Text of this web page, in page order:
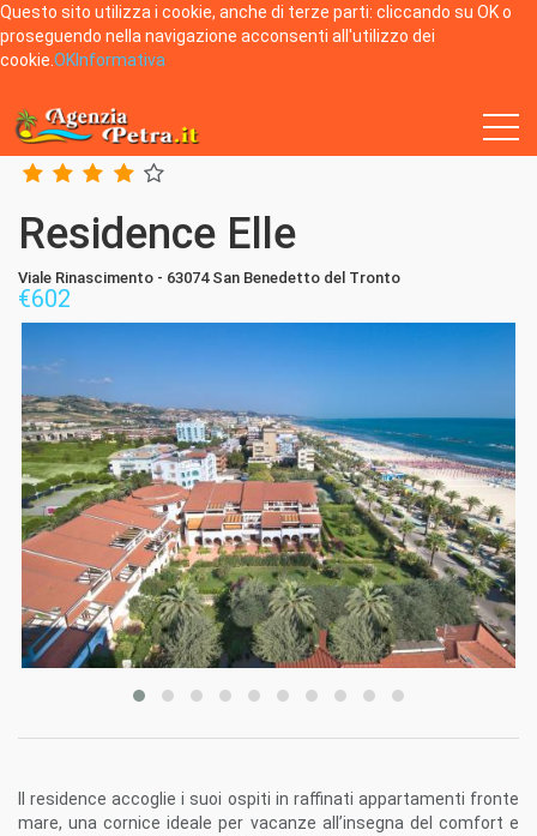
Questo sito utilizza i cookie, anche di terze parti: cliccando su OK o
proseguendo nella navigazione acconsenti all'utilizzo dei
cookie. OKInformativa
Home San Benedetto del Tronto
Residence Elle
Viale Rinascimento - 63074 San Benedetto del Tronto
€602
Il residence accoglie i suoi ospiti in raffinati appartamenti fronte
mare, una cornice ideale per vacanze all’insegna del comfort e